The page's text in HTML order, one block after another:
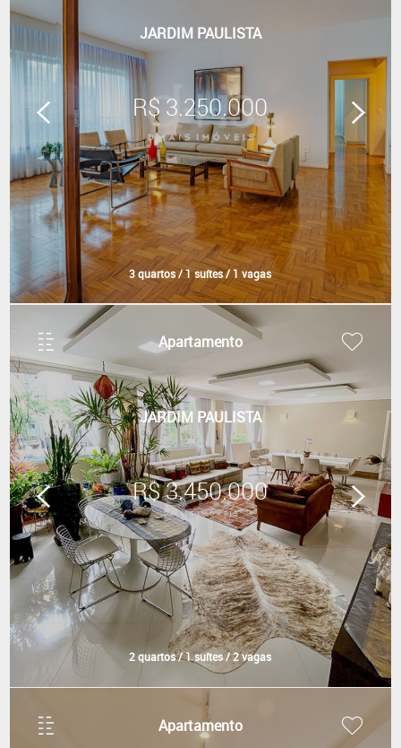
JARDIM PAULISTA
R$ 3.250.000
3 quartos / 1 suítes / 1 vagas
Apartamento
JARDIM PAULISTA
R$ 3.450.000
2 quartos / 1 suítes / 2 vagas
Apartamento